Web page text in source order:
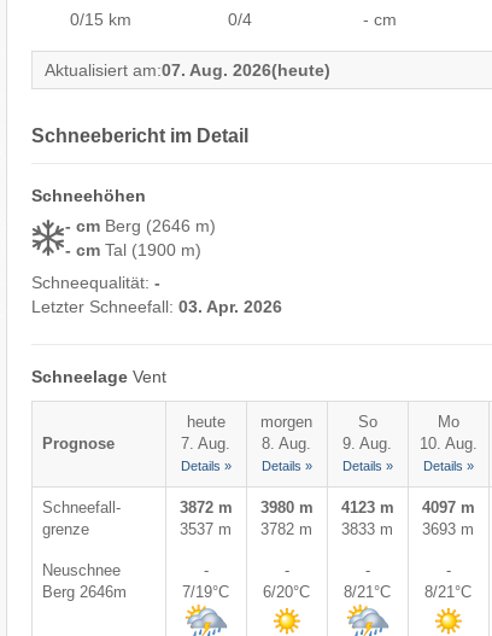
0/15 km 0/4 - cm
Aktualisiert am:07. Aug. 2026(heute)
Schneebericht im Detail
Schneehöhen
- cm Berg (2646 m)
- cm Tal (1900 m)
Schneequalität: -
Letzter Schneefall: 03. Apr. 2026
Schneelage Vent
Prognose
heute
7. Aug.
Details »
morgen
8. Aug.
Details »
So
9. Aug.
Details »
Mo
10. Aug.
Details »
Schneefall-
grenze
3872 m
3537 m
3980 m
3782 m
4123 m
3833 m
4097 m
3693 m
Neuschnee
Berg 2646m
-
7/19°C
-
6/20°C
-
8/21°C
-
8/21°C